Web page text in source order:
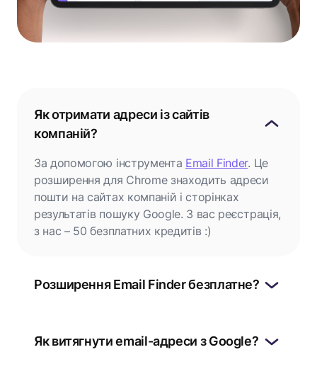
Як отримати адреси із сайтів
компаній?
За допомогою інструмента Email Finder. Це
розширення для Chrome знаходить адреси
пошти на сайтах компаній і сторінках
результатів пошуку Google. З вас реєстрація,
з нас – 50 безплатних кредитів :)
Розширення Email Finder безплатне?
Як витягнути email-адреси з Google?